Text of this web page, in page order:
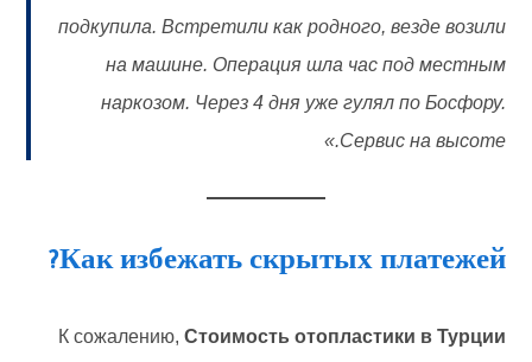
подкупила. Встретили как родного, везде возили
на машине. Операция шла час под местным
наркозом. Через 4 дня уже гулял по Босфору.
Сервис на высоте.»
Как избежать скрытых платежей?
К сожалению, Стоимость отопластики в Турции